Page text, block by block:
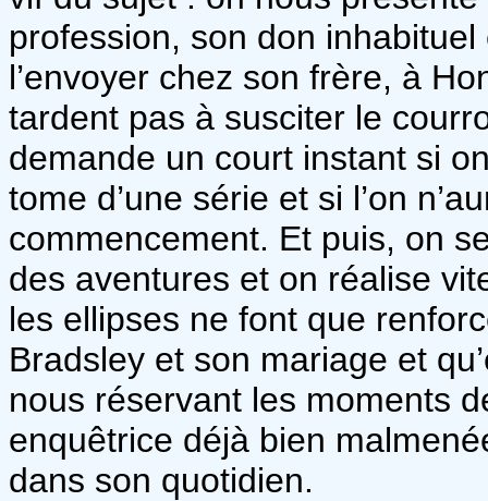
profession, son don
l’envoyer chez son frère, à
tardent pas à susciter le
demande un court instant si
tome d’une série et si l’on
commencement. Et puis, on
des aventures et on réalise
les ellipses ne font que
Bradsley et son mariage et
nous réservant les moments
enquêtrice déjà bien
dans son quotidien.